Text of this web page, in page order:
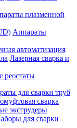
плазменной
Аппараты
автоматизация
Лазерная сварка и
реостаты
для сварки труб
сварка
экструдеры
для сварки